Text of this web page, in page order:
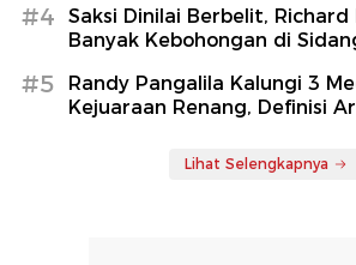
#4
Saksi Dinilai Berbelit, Richard
Banyak Kebohongan di
#5
Randy Pangalila Kalungi 3
Kejuaraan Renang, Definisi
Lihat Selengkapnya